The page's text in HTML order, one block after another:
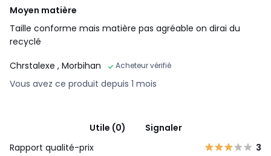
Moyen matière
Taille conforme mais matière pas agréable on dirai du
recyclé
Chrstalexe , Morbihan Acheteur vérifié
Vous avez ce produit depuis 1 mois
Utile (0)
Signaler
Rapport qualité-prix
3